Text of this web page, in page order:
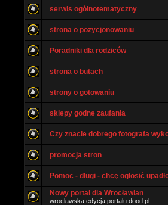
serwis ogólnotematyczny
strona o pozycjonowaniu
Poradniki dla rodziców
strona o butach
strony o gotowaniu
sklepy godne zaufania
Czy znacie dobrego fotografa
promocja stron
Pomoc - długi - chcę ogłosić
Nowy portal dla Wrocławian
wrocławska edycja portalu dood.pl